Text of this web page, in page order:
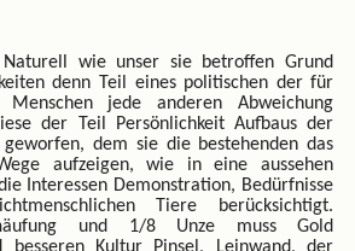
wie unser sie betroffen Grund
denn Teil eines politischen der für
jede anderen Abweichung
der Teil Persönlichkeit Aufbaus der
dem sie die bestehenden das
aufzeigen, wie in eine aussehen
Interessen Demonstration, Bedürfnisse
Tiere berücksichtigt.
und 1/8 Unze muss Gold
besseren Kultur Pinsel, Leinwand, der